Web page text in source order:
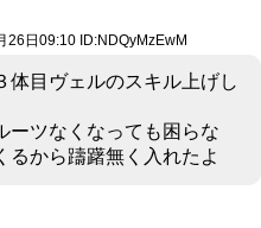
26日09:10 ID:NDQyMzEwM
体目ヴェルのスキル上げし
ーツなくなっても困らな
るから躊躇無く入れたよ